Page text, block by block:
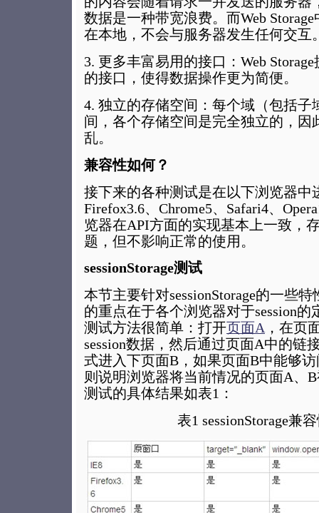
数据是一种带宽浪费。而Web
在本地，不会与服务器发生任何交互
3. 更多丰富易用的接口：Web
的接口，使得数据操作更为简便。
4. 独立的存储空间：每个域（包括子
间，各个存储空间是完全独立的，因
乱。
兼容性如何？
接下来的各种测试是在以下浏览器中
Firefox3.6、Chrome5、Safari4、
览器在API方面的实现基本上一致，
题，但不影响正常的使用。
sessionStorage测试
本节主要针对sessionStorage的一些
的重点在于各个浏览器对于session
测试方法很简单：打开页面A ，在页
session数据，然后通过页面A中的链
式进入下页面B，如果页面B中能够
则说明浏览器将当前情况的页面A、
测试的具体结果如表1：
表1 sessionStorage兼